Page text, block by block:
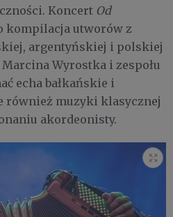
Koncert Od
kompilacja utworów z
argentyńskiej i polskiej
Wyrostka i zespołu
echa bałkańskie i
również muzyki klasycznej
akordeonisty.